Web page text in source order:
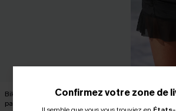
Bikini trois pièces abstrait avec
paréo
Jupe de
Confirmez votre zone de